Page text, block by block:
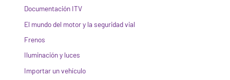
Documentación ITV
El mundo del motor y la seguridad vial
Frenos
Iluminación y luces
Importar un vehículo